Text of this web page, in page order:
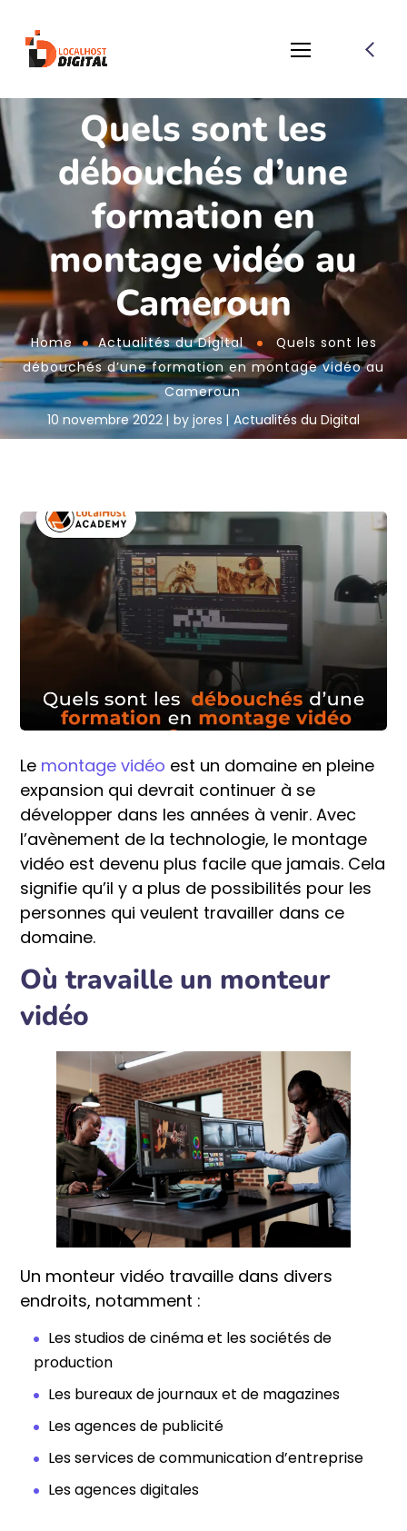
Quels sont les
débouchés d’une
formation en
montage vidéo au
Cameroun
Home Actualités du Digital
Quels sont les
débouchés d’une formation en montage vidéo au
Cameroun
10 novembre 2022
by jores Actualités du Digital
Le montage vidéo est un domaine en pleine
expansion qui devrait continuer à se
développer dans les années à venir. Avec
l’avènement de la technologie, le montage
vidéo est devenu plus facile que jamais. Cela
signifie qu’il y a plus de possibilités pour les
personnes qui veulent travailler dans ce
domaine.
Où travaille un monteur
vidéo
Un monteur vidéo travaille dans divers
endroits, notamment :
Les studios de cinéma et les sociétés de
production
Les bureaux de journaux et de magazines
Les agences de publicité
Les services de communication d’entreprise
Les agences digitales